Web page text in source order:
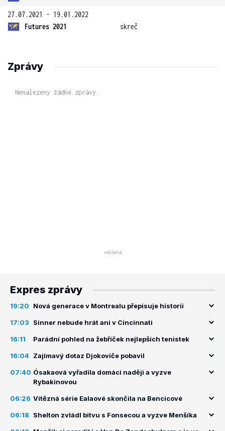
27.07.2021 - 19.01.2022
Futures 2021
skreč
Zprávy
Nenalezeny žádné zprávy.
Expres zprávy
19:20 Nová generace v Montrealu přepisuje historii
17:03 Sinner nebude hrát ani v Cincinnati
16:11 Parádní pohled na žebříček nejlepších tenistek
16:04 Zajímavý dotaz Djokoviče pobavil
07:40 Ósakaová vyřadila domácí naději a vyzve
Rybakinovou
06:26 Vítězná série Ealaové skončila na Bencicové
06:18 Shelton zvládl bitvu s Fonsecou a vyzve Menšíka